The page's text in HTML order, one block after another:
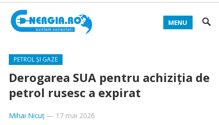
MENU
PETROL ȘI GAZE
Derogarea SUA pentru achiziţia de
petrol rusesc a expirat
Mihai Nicuț— 17 mai 2026